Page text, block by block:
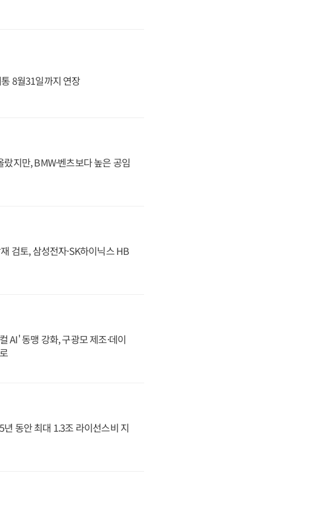
8월31일까지 연장
지만, BMW·벤츠보다 높은 공임
검토, 삼성전자·SK하이닉스 HB
AI' 동맹 강화, 구광모 제조·데이
동안 최대 1.3조 라이선스비 지